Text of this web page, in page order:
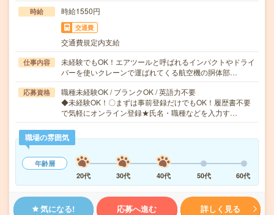
時給 時給1550円
交通費
交通費規定内支給
仕事内容
未経験でもOK！エアツールと呼ばれるインパクトやドライ
バーを使いクレーンで運ばれてくる航空機の胴体部…
応募資格
職種未経験OK / ブランクOK / 英語力不要
◆未経験OK！〇まずは事前登録だけでもOK！履歴書不要
で気軽にオンライン登録★氏名・職種などを入力す…
職場の雰囲気
年齢層
20代
30代 40代 50代 60代
気になる! 応募へ進む 詳しく見る